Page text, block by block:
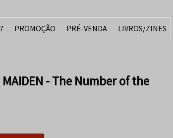
PROMOÇÃO PRÉ-VENDA LIVROS/ZINES
MAIDEN - The Number of the